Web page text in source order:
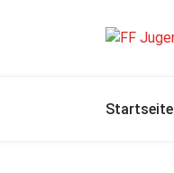
Startseite